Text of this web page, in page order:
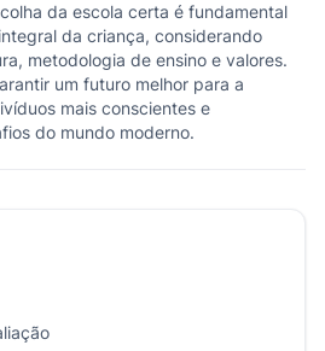
da escola certa é fundamental
da criança, considerando
metodologia de ensino e valores.
um futuro melhor para a
mais conscientes e
do mundo moderno.